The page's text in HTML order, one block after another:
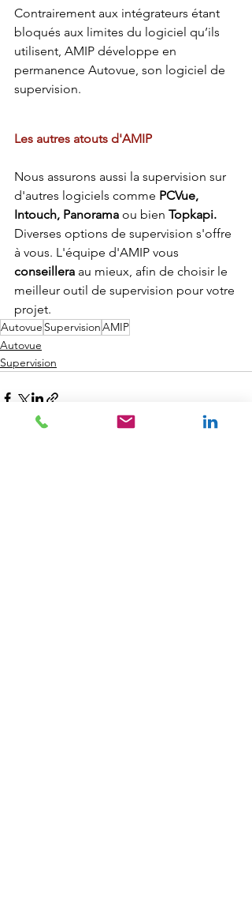
Contrairement aux intégrateurs étant
bloqués aux limites du logiciel qu’ils
utilisent, AMIP développe en
permanence Autovue, son logiciel de
supervision.
Les autres atouts d'AMIP
Nous assurons aussi la supervision sur
d'autres logiciels comme PCVue,
Intouch, Panorama ou bien Topkapi.
Diverses options de supervision s'offre
à vous. L'équipe d'AMIP vous
conseillera au mieux, afin de choisir le
meilleur outil de supervision pour votre
projet.
Autovue SupervisionAMIP
Autovue
Supervision